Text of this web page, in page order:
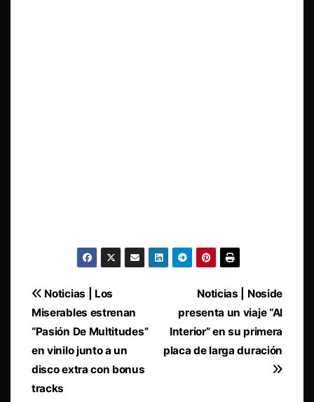
Navegación
de
entradas
Noticias | Noside
presenta un viaje “Al
Interior” en su primera
placa de larga duración
Noticias | Los
Miserables estrenan
“Pasión De Multitudes”
en vinilo junto a un
disco extra con bonus
tracks